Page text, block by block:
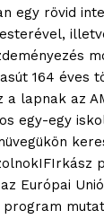
egy rövid
164 éves
a lapnak az
egy-egy
Európai